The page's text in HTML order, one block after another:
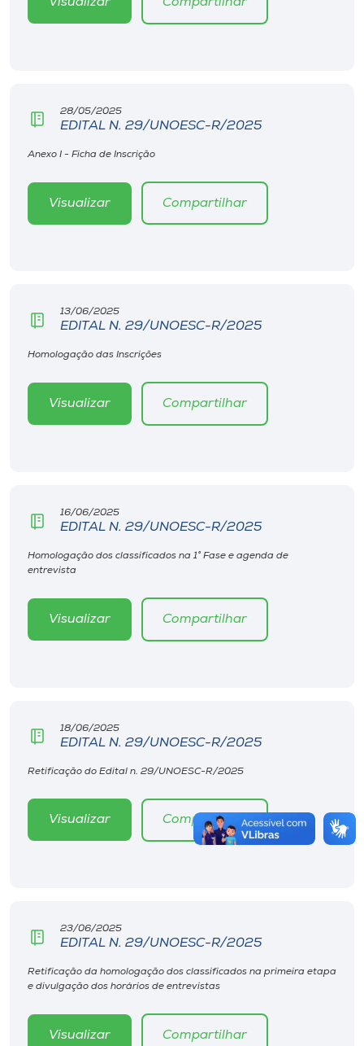
Unoesc
o idioma
28/05/2025
EDITAL N. 29/UNOESC-R/2025
Anexo I - Ficha de Inscrição
Visualizar Compartilhar
13/06/2025
EDITAL N. 29/UNOESC-R/2025
Homologação das Inscrições
Visualizar Compartilhar
16/06/2025
EDITAL N. 29/UNOESC-R/2025
Homologação dos classificados na 1° Fase e agenda de
entrevista
Visualizar Compartilhar
18/06/2025
EDITAL N. 29/UNOESC-R/2025
Retificação do Edital n. 29/UNOESC-R/2025
Visualizar Compartilhar
23/06/2025
EDITAL N. 29/UNOESC-R/2025
Retificação da homologação dos classificados na primeira etapa
e divulgação dos horários de entrevistas
Visualizar Compartilhar